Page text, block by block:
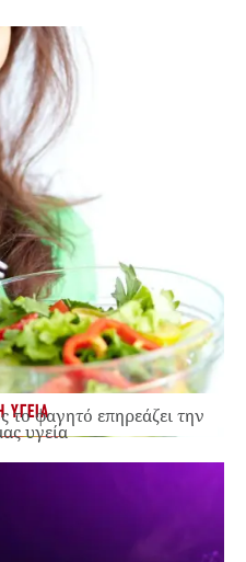
ΥΓΕΙΑ
το φαγητό επηρεάζει την
υγεία